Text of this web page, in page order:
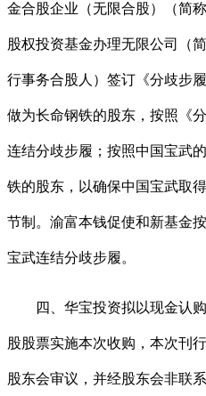
金合股企业（无限合股）（简
股权投资基金办理无限公司（
行事务合股人）签订《分歧步
做为长命钢铁的股东，按照《
连结分歧步履；按照中国宝武
铁的股东，以确保中国宝武取
节制。渝富本钱促使和新基金
宝武连结分歧步履。
四、华宝投资拟以现金认购
股股票实施本次收购，本次刊
股东会审议，并经股东会非联